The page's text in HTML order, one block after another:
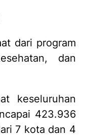
dari program
dan
keseluruhan
423.936
7 kota dan 4